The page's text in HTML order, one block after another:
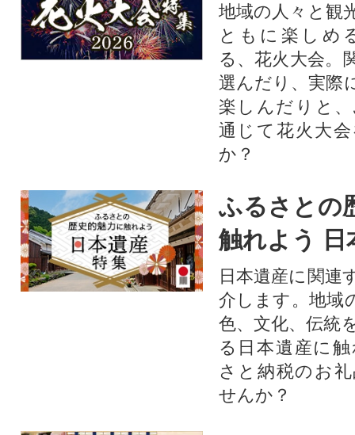
地域の人々と観
ともに楽しめ
る、花火大会。
選んだり、実際
楽しんだりと
通じて花火大
か？​
ふるさとの
触れよう 日
日本遺産に関連
介します。地域
色、文化、伝統
る日本遺産に
さと納税のお
せんか？​​​